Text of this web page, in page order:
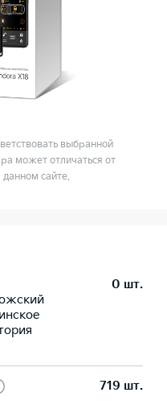
выбранной
может отличаться от
данном сайте.
0 шт.
719 шт.